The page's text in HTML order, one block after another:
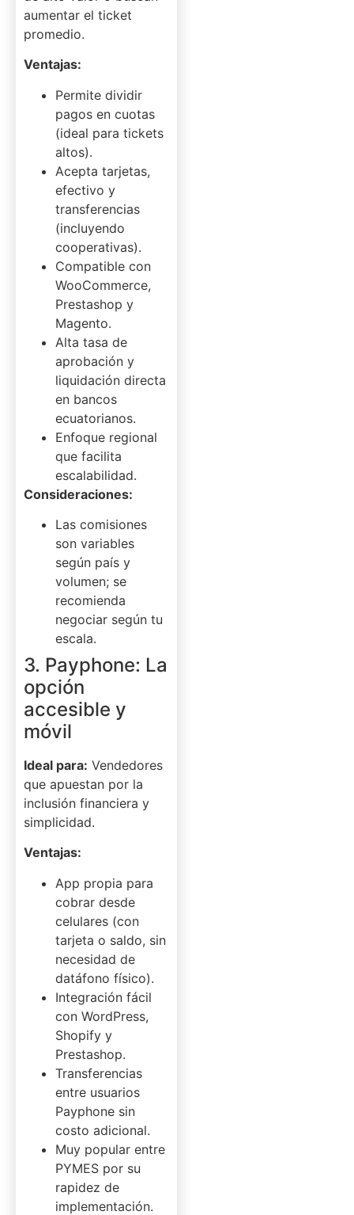
aumentar el ticket
promedio.
Ventajas:
Permite dividir
pagos en cuotas
(ideal para tickets
altos).
Acepta tarjetas,
efectivo y
transferencias
(incluyendo
cooperativas).
Compatible con
WooCommerce,
Prestashop y
Magento.
Alta tasa de
aprobación y
liquidación directa
en bancos
ecuatorianos.
Enfoque regional
que facilita
escalabilidad.
Consideraciones:
Las comisiones
son variables
según país y
volumen; se
recomienda
negociar según tu
escala.
3. Payphone: La
opción
accesible y
móvil
Ideal para: Vendedores
que apuestan por la
inclusión financiera y
simplicidad.
Ventajas:
App propia para
cobrar desde
celulares (con
tarjeta o saldo, sin
necesidad de
datáfono físico).
Integración fácil
con WordPress,
Shopify y
Prestashop.
Transferencias
entre usuarios
Payphone sin
costo adicional.
Muy popular entre
PYMES por su
rapidez de
implementación.